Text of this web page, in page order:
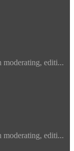
moderating, editi...
moderating, editi...